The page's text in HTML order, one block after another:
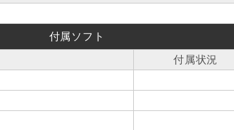
付属ソフト
付属状況